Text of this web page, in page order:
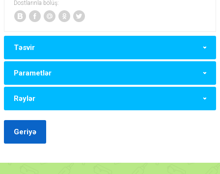
Dostlarınla bölüş:
Təsvir
Parametlər
Rəylər
Geriyə